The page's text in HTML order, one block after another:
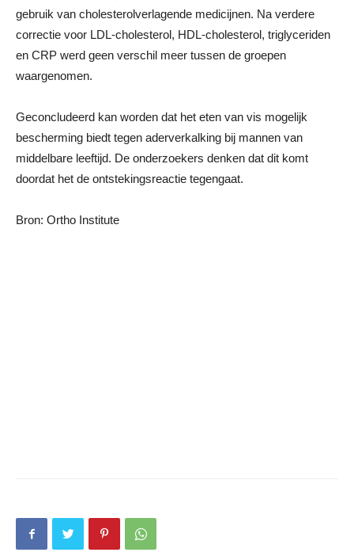
gebruik van cholesterolverlagende medicijnen. Na verdere
correctie voor LDL-cholesterol, HDL-cholesterol, triglyceriden
en CRP werd geen verschil meer tussen de groepen
waargenomen.
Geconcludeerd kan worden dat het eten van vis mogelijk
bescherming biedt tegen aderverkalking bij mannen van
middelbare leeftijd. De onderzoekers denken dat dit komt
doordat het de ontstekingsreactie tegengaat.
Bron: Ortho Institute